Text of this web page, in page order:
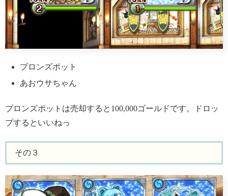
ブロンズポット
あおウサちゃん
ブロンズポットは売却すると100,000ゴールドです。ドロッ
プするといいねっ
その３